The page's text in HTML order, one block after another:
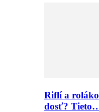
Riflí a
dosť?